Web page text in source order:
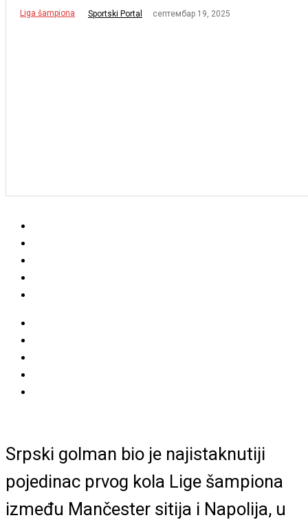
Liga šampiona Sportski Portal септембар 19, 2025
Srpski golman bio je najistaknutiji
pojedinac prvog kola Lige šampiona
između Mančester sitija i Napolija, u